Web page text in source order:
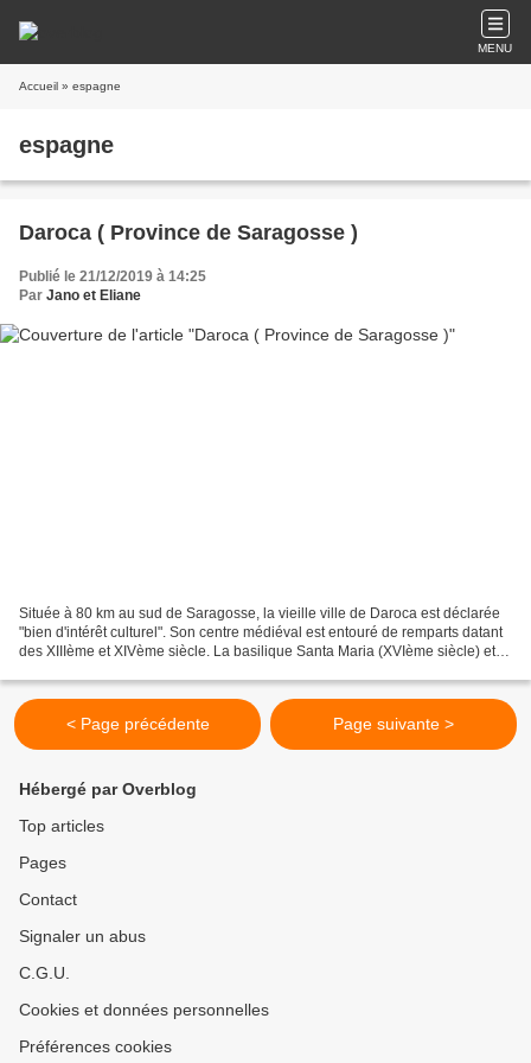
MENU
Accueil » espagne
espagne
Daroca ( Province de Saragosse )
Publié le 21/12/2019 à 14:25
Par Jano et Eliane
Située à 80 km au sud de Saragosse, la vieille ville de Daroca est déclarée
"bien d'intérêt culturel". Son centre médiéval est entouré de remparts datant
des XIIIème et XIVème siècle. La basilique Santa Maria (XVIème siècle) et
< Page précédente Page suivante >
Hébergé par Overblog
Top articles
Pages
Contact
Signaler un abus
C.G.U.
Cookies et données personnelles
Préférences cookies